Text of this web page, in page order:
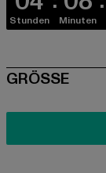
Stunden Minuten
SIZE
GRÖSSE